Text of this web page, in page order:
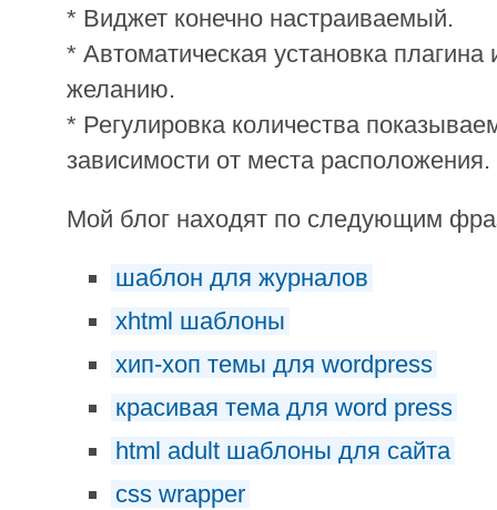
* Виджет конечно настраиваемый.
* Автоматическая установка
желанию.
* Регулировка количества
зависимости от места расположения.
Мой блог находят по следующим
шаблон для журналов
xhtml шаблоны
хип-хоп темы для wordpress
красивая тема для word press
html adult шаблоны для сайта
css wrapper